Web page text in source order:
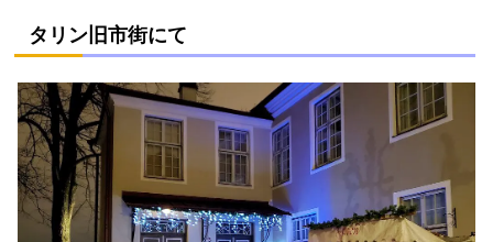
タリン旧市街にて